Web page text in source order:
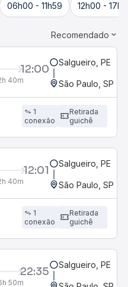
06h00 - 11h59 12h00 -
Recomendado
12:00
40m
Salgueiro, PE
São Paulo, SP -
1
conexão
Retirada
guichê
12:01
40m
Salgueiro, PE
São Paulo, SP -
1
conexão
Retirada
guichê
22:35
50m
Salgueiro, PE